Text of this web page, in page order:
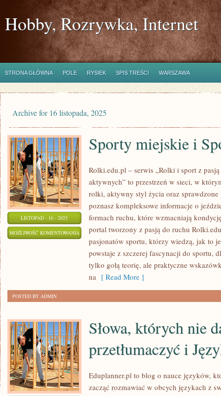
Hobby, Rozrywka, Internet
STRONA GŁÓWNA POLE RYSIEK SPIS TREŚCI WARSZAWA
Archive for 16 listopada, 2025
LISTOPAD - 16 - 2025
MOŻLIWOŚĆ KOMENTOWANIA SPORTY
MIEJSKIE
SPORTY
RAKIETOWE
Sporty miejskie i
Rolki.edu.pl – serwis „Rolki i sport z
aktywnych” to przestrzeń w sieci, w
rolki, aktywny styl życia oraz
poznasz kompleksowe informacje o
formach ruchu, które wzmacniają
portal tworzony z pasją do ruchu
pasjonatów sportu, którzy wiedzą, jak to
powstaje z szczerej fascynacji do sportu,
tylko gołą teorię, ale praktyczne
na [ Read More ]
POSTED BY ADMIN
Słowa, których nie
przetłumaczyć i
Eduplanner.pl to blog o nauce języków,
zacząć rozmawiać w obcych językach z